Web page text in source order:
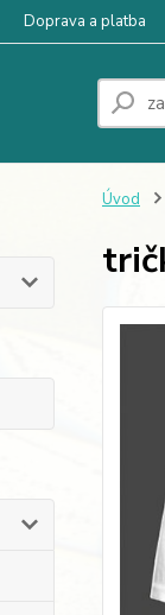
Doprava a platba
Úvod